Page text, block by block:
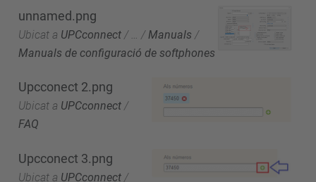
unnamed.png
Ubicat a UPCconnect / / Manuals /
Manuals de configuració de softphones
Upcconect 2.png
Ubicat a UPCconnect /
FAQ
Upcconect 3.png
Ubicat a UPCconnect /